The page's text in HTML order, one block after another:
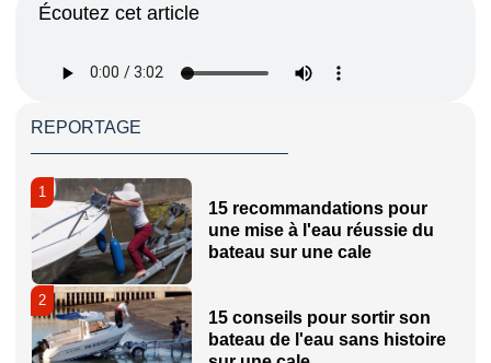
Écoutez cet article
REPORTAGE
1
15 recommandations pour
une mise à l'eau réussie du
bateau sur une cale
2
15 conseils pour sortir son
bateau de l'eau sans histoire